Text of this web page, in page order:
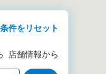
件をリセット
店舗情報から